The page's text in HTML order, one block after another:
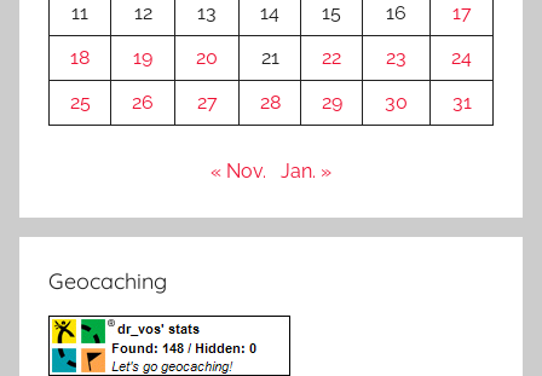
11
12 13 14 15 16
17
18
19 20 21 22 23
24
25
26 27 28 29 30 31
« Nov. Jan. »
Geocaching